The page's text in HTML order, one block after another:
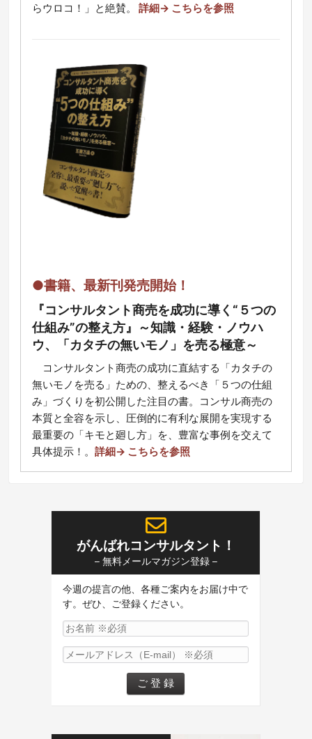
らウロコ！」と絶賛。 詳細→ こちらを参照
●書籍、最新刊発売開始！
『コンサルタント商売を成功に導く“５つの
仕組み”の整え方』～知識・経験・ノウハ
ウ、「カタチの無いモノ」を売る極意～
コ ンサルタント商売の成功に直結する「カタチの
無いモノを売る」ための、整えるべき「５つの仕組
み」づくりを初公開した注目の書。コンサル商売の
本質と全容を示し、圧倒的に有利な展開を実現する
最重要の「キモと廻し方」を、豊富な事例を交えて
具体提示！ 。詳細→ こちらを参照
がんばれコンサルタント！
– 無料メールマガジン登録 –
今週の提言の他、各種ご案内をお届け中で
す。ぜひ、ご登録ください。